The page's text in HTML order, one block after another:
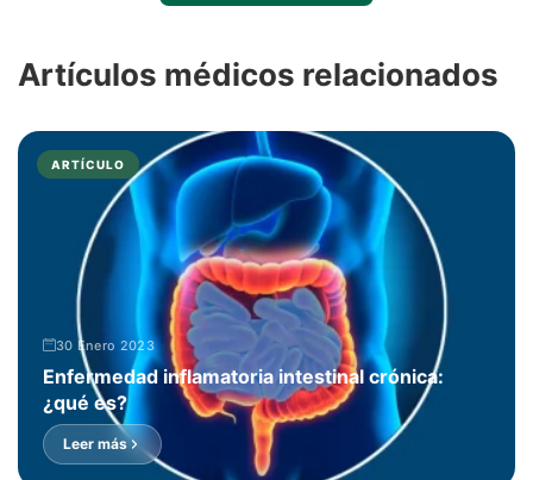
Artículos médicos relacionados
ARTÍCULO
30 Enero 2023
Enfermedad inflamatoria intestinal crónica:
¿qué es?
Leer más